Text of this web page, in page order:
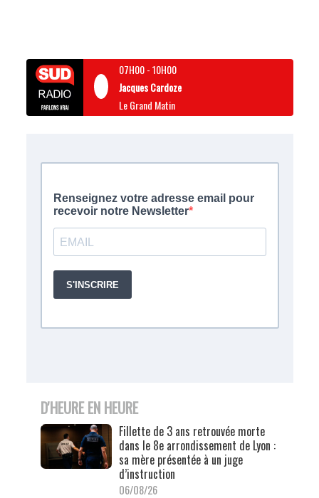
07H00-10H00
Jacques Cardoze
Le Grand Matin
D'HEURE EN HEURE
Fillette de 3 ans retrouvée morte
dans le 8e arrondissement de Lyon :
sa mère présentée à un juge
d’instruction
06/08/26